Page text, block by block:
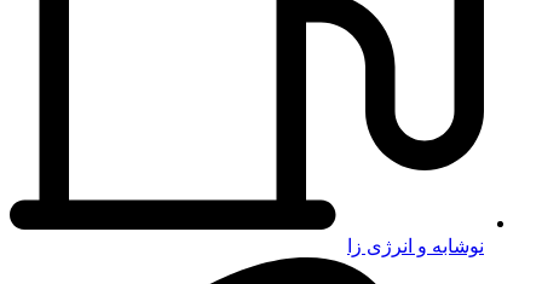
نوشابه و انرژی زا